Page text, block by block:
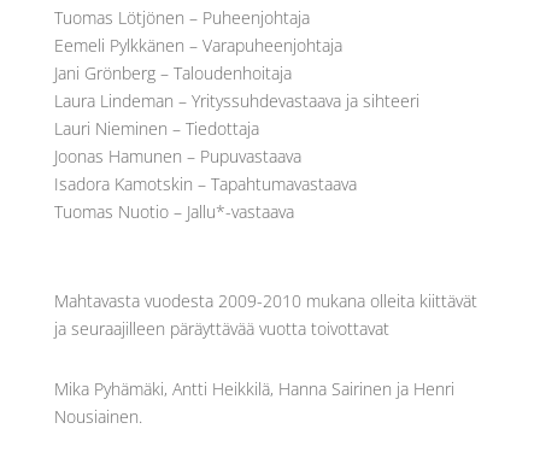
Tuomas Lötjönen – Puheenjohtaja
Eemeli Pylkkänen – Varapuheenjohtaja
Jani Grönberg – Taloudenhoitaja
Laura Lindeman – Yrityssuhdevastaava ja sihteeri
Lauri Nieminen – Tiedottaja
Joonas Hamunen – Pupuvastaava
Isadora Kamotskin – Tapahtumavastaava
Tuomas Nuotio – Jallu*-vastaava
Mahtavasta vuodesta 2009-2010 mukana olleita kiittävät
ja seuraajilleen päräyttävää vuotta toivottavat
Mika Pyhämäki, Antti Heikkilä, Hanna Sairinen ja Henri
Nousiainen.